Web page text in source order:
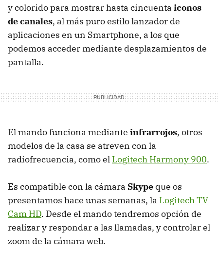
y colorido para mostrar hasta cincuenta iconos
de canales, al más puro estilo lanzador de
aplicaciones en un Smartphone, a los que
podemos acceder mediante desplazamientos de
pantalla.
El mando funciona mediante infrarrojos, otros
modelos de la casa se atreven con la
radiofrecuencia, como el Logitech Harmony 900.
Es compatible con la cámara Skype que os
presentamos hace unas semanas, la Logitech TV
Cam HD. Desde el mando tendremos opción de
realizar y respondar a las llamadas, y controlar el
zoom de la cámara web.